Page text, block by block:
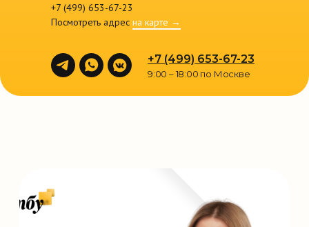
9:00 – 18:00 по Москве
+7 (499) 653-67-23
+7 (499) 653-67-23
Посмотреть адрес на карте →